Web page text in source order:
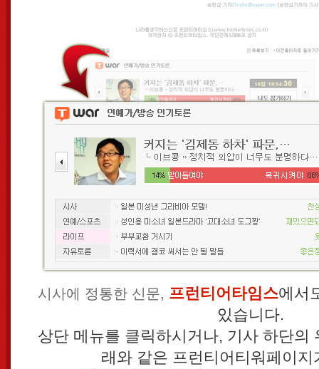
시사에 정통한 신문, 프런티어타임스에서
있습니다.
상단 메뉴를 클릭하시거나, 기사 하단의
래와 같은 프런티어티워페이지